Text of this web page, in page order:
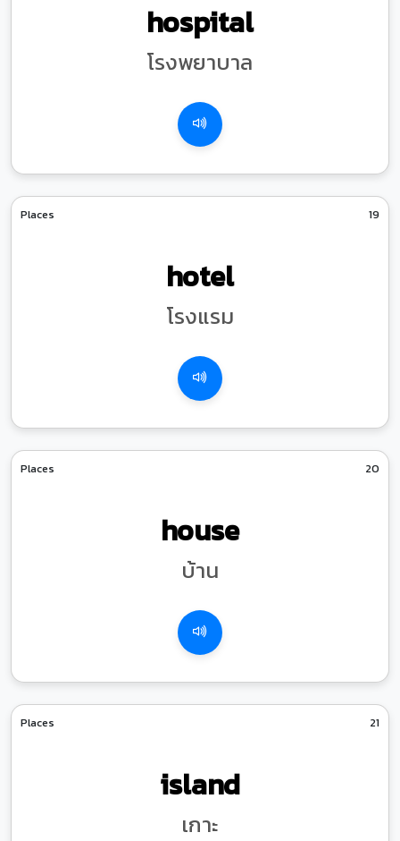
hospital
โรงพยาบาล
Places 19
hotel
โรงแรม
Places 20
house
บ้าน
Places 21
island
เกาะ